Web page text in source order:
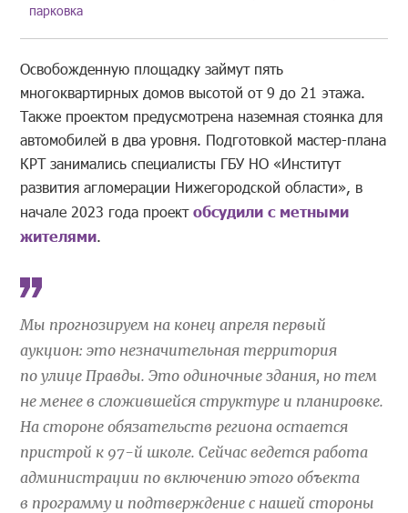
парковка
Освобожденную площадку займут пять
многоквартирных домов высотой от 9 до 21 этажа.
Также проектом предусмотрена наземная стоянка для
автомобилей в два уровня. Подготовкой мастер-плана
КРТ занимались специалисты ГБУ НО «Институт
развития агломерации Нижегородской области», в
начале 2023 года проектобсудили с метными
жителями.
Мы прогнозируем на конец апреля первый
аукцион: это незначительная территория
по улице Правды. Это одиночные здания, но тем
не менее в сложившейся структуре и планировке.
На стороне обязательств региона остается
пристрой к 97-й школе. Сейчас ведется работа
администрации по включению этого объекта
в программу и подтверждение с нашей стороны